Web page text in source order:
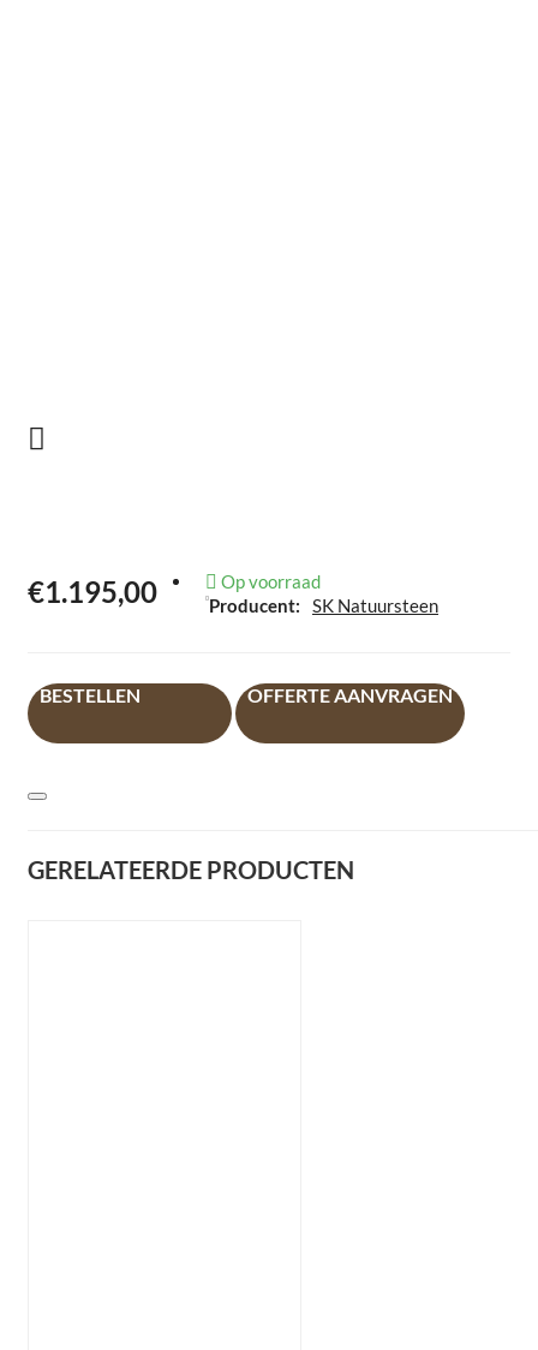
€1.195,00
Op voorraad
Producent:
SK Natuursteen
BESTELLEN OFFERTE AANVRAGEN
GERELATEERDE PRODUCTEN